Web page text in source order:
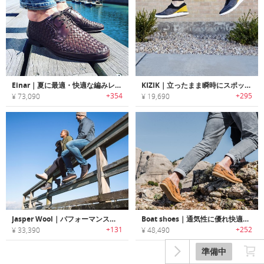
準備中
Einar｜夏に最適・快適な編みレザーシューズ「エイナー」
¥ 73,090 +354
KIZIK｜立ったまま瞬時にスポッと履けるハンズフリーシューズ 「キジック」
¥ 19,690 +295
Jasper Wool｜パフォーマンス性に優れた地球にやさしいエコシューズ「ジャスパーウール」
¥ 33,390 +131
Boat shoes｜通気性に優れ快適・スタイリッシュな環境にやさしいデッキシューズ「ボートシューズ」
¥ 48,490 +252